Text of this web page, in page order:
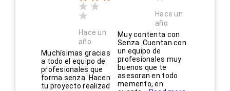
Hace un
año
Muchísimas gracias
a todo el equipo de
profesionales que
forma senza. Hacen
tu proyecto realizad
Hace un
año
Muy contenta con
Senza. Cuentan con
un equipo de
profesionales muy
buenos que te
asesoran en todo
memento, en